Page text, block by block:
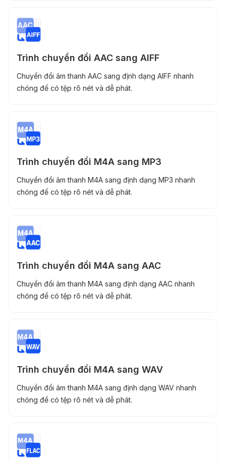
Trình chuyển đổi AAC sang AIFF
Chuyển đổi âm thanh AAC sang định dạng AIFF nhanh
chóng để có tệp rõ nét và dễ phát.
Trình chuyển đổi M4A sang MP3
Chuyển đổi âm thanh M4A sang định dạng MP3 nhanh
chóng để có tệp rõ nét và dễ phát.
Trình chuyển đổi M4A sang AAC
Chuyển đổi âm thanh M4A sang định dạng AAC nhanh
chóng để có tệp rõ nét và dễ phát.
Trình chuyển đổi M4A sang WAV
Chuyển đổi âm thanh M4A sang định dạng WAV nhanh
chóng để có tệp rõ nét và dễ phát.